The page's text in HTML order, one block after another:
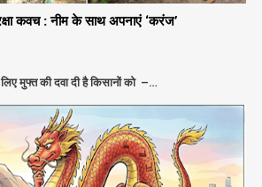
कवच : नीम के साथ अपनाएं ‘करंज’
मुफ्त की दवा दी है किसानों को –…